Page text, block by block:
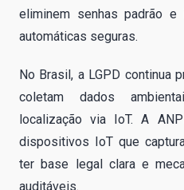
eliminem senhas padrão e
automáticas seguras.
No Brasil, a LGPD continua
coletam dados
localização via IoT. A
dispositivos IoT que
ter base legal clara e
auditáveis.